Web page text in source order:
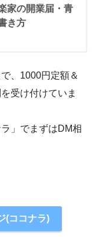
家の開業届・青
き方
、1000円定額＆
受け付けていま
」でまずはDM相
(ココナラ)